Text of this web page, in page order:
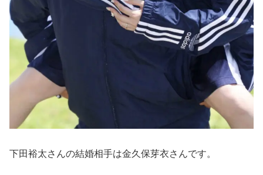
下田裕太さんの結婚相手は金久保芽衣さんです。